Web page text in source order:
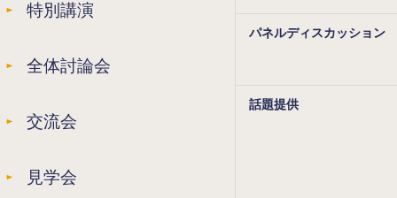
パネルディスカッション
話題提供
特別講演
全体討論会
交流会
見学会